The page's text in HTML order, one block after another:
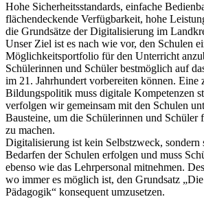
Hohe Sicherheitsstandards, einfache
flächendeckende Verfügbarkeit, hohe
die Grundsätze der Digitalisierung im
Unser Ziel ist es nach wie vor, den Schulen
Möglichkeitsportfolio für den Unterricht
Schülerinnen und Schüler bestmöglich auf
im 21. Jahrhundert vorbereiten können. Eine
Bildungspolitik muss digitale Kompetenzen
verfolgen wir gemeinsam mit den Schulen
Bausteine, um die Schülerinnen und
zu machen.
Digitalisierung ist kein Selbstzweck, sondern
Bedarfen der Schulen erfolgen und muss
ebenso wie das Lehrpersonal mitnehmen.
wo immer es möglich ist, den Grundsatz
Pädagogik“ konsequent umzusetzen.